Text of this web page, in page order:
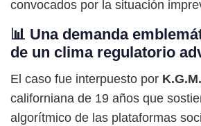
convocados por la situación
📊 Una demanda
de un clima regulatorio
El caso fue interpuesto por K.G.M.
californiana de 19 años que
algorítmico de las plataformas